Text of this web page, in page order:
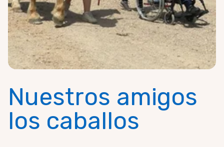
Nuestros amigos
los caballos